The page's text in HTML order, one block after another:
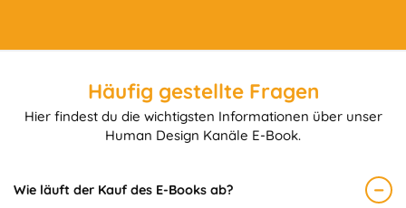
Häufig gestellte Fragen
Hier findest du die wichtigsten Informationen über unser
Human Design Kanäle E-Book.
Wie läuft der Kauf des E-Books ab? −